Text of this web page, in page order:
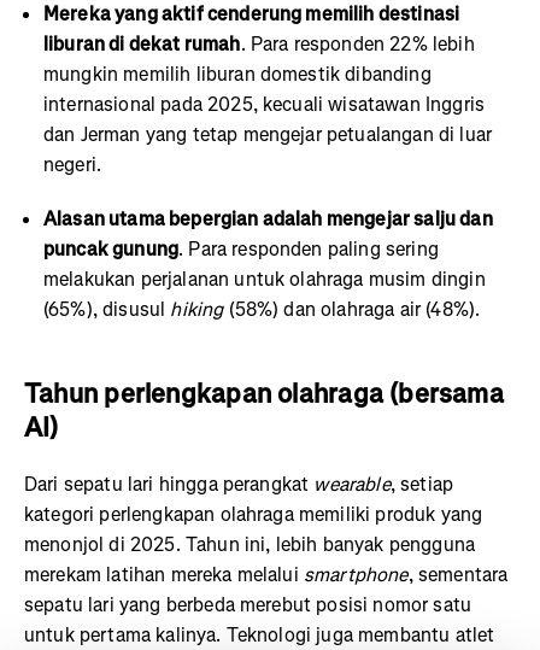
Mereka yang aktif cenderung memilih destinasi
liburan di dekat rumah. Para responden 22% lebih
mungkin memilih liburan domestik dibanding
internasional pada 2025, kecuali wisatawan Inggris
dan Jerman yang tetap mengejar petualangan di luar
negeri.
Alasan utama bepergian adalah mengejar salju dan
puncak gunung. Para responden paling sering
melakukan perjalanan untuk olahraga musim dingin
(65%), disusul hiking(58%) dan olahraga air (48%).
Tahun perlengkapan olahraga (bersama
AI)
Dari sepatu lari hingga perangkat wearable, setiap
kategori perlengkapan olahraga memiliki produk yang
menonjol di 2025. Tahun ini, lebih banyak pengguna
merekam latihan mereka melalui smartphone, sementara
sepatu lari yang berbeda merebut posisi nomor satu
untuk pertama kalinya. Teknologi juga membantu atlet